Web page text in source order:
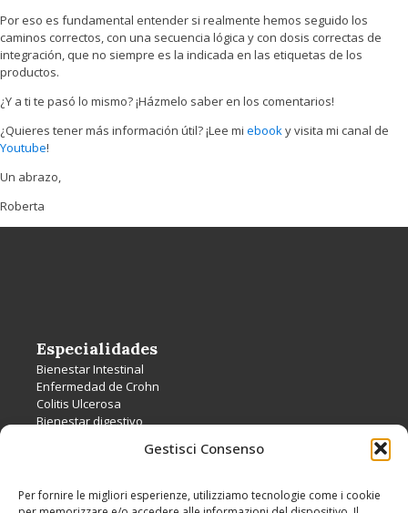
Gestisci Consenso
Per fornire le migliori esperienze, utilizziamo tecnologie come i cookie
Por eso es fundamental entender si realmente hemos seguido los
caminos correctos, con una secuencia lógica y con dosis correctas de
integración, que no siempre es la indicada en las etiquetas de los
productos.
¿Y a ti te pasó lo mismo? ¡Házmelo saber en los comentarios!
¿Quieres tener más información útil? ¡Lee mi ebooky visita mi canal de
Youtube!
Un abrazo,
Roberta
Especialidades
Bienestar Intestinal
Enfermedad de Crohn
Colitis Ulcerosa
Bienestar digestivo